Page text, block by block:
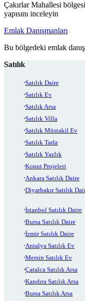
Çakırlar Mahallesi
yapısını inceleyin
Emlak Danışmanları
Bu bölgedeki emlak
Satılık
Satılık Daire
Satılık Ev
Satılık Arsa
Satılık Villa
Satılık Müstakil Ev
Satılık Tarla
Satılık Yazlık
Konut Projeleri
Ankara Satılık Daire
Diyarbakır Satılık
İstanbul Satılık Daire
Bursa Satılık Daire
İzmir Satılık Daire
Antalya Satılık Ev
Mersin Satılık Ev
Çatalca Satılık Arsa
Kandıra Satılık Arsa
Bursa Satılık Arsa